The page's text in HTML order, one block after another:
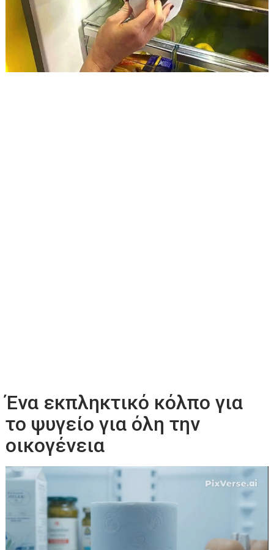
Ένα εκπληκτικό κόλπο για
το ψυγείο για όλη την
οικογένεια
Πρόγραμμα
Αναπαραγωγής
Βίντεο